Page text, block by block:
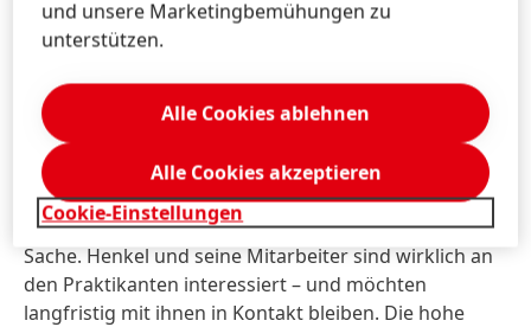
wollen. Ich finde, dass bei Henkel echte Teamplayer
Über den Job hinaus – welches Angebot an die
Praktikanten schätzen Sie besonders?
Für jemanden wie mich, der kurz vor seinem
Abschluss steht, ist vor allem das
Praktikantenbindungsprogramm eine spannende
Sache. Henkel und seine Mitarbeiter sind wirklich an
den Praktikanten interessiert – und möchten
langfristig mit ihnen in Kontakt bleiben. Die hohe
und unsere Marketingbemühungen zu
unterstützen.
Cookie-Einstellungen
Alle Cookies ablehnen
Alle Cookies akzeptieren